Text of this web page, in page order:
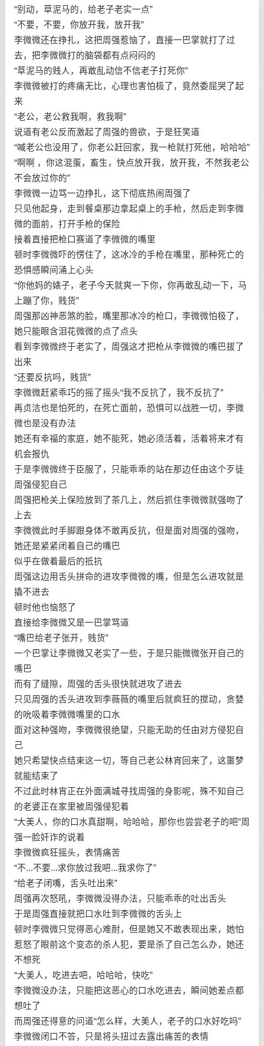
“别动，草泥马的，给老子老实一点”
“不要，不要，你放开我，放开我”
李微微还在挣扎，这把周强惹恼了，直接一巴掌就打了过
去，把李微微打的脑袋都有点闷闷的
“草泥马的贱人，再敢乱动信不信老子打死你”
李微微被打的疼痛无比，心理也害怕极了，竟然委屈哭了起
来
“老公，老公救我啊，救我啊”
说道有老公反而激起了周强的兽欲，于是狂笑道
“喊老公也没用了，你老公赶回家，我一枪就打死他，哈哈哈”
“啊啊 ，你这混蛋，畜生，快点放开我，放开我，不然我老公
不会放过你的”
李微微一边骂一边挣扎，这下彻底热闹周强了
只见他起身，走到餐桌那边拿起桌上的手枪，然后走到李微
微的面前，打开手枪的保险
接着直接把枪口赛道了李微微的嘴里
顿时李微微吓的愣住了，这冰冷的手枪在嘴里，那种死亡的
恐惧感瞬间涌上心头
“你他妈的婊子，老子今天就爽一下你，你再敢乱动一下，马
上蹦了你，贱货”
周强那凶神恶煞的脸，嘴里那冰冷的枪口，李微微怕极了，
她只能眼含泪花微微的点了点头
看到李微微终于老实了，周强这才把枪从李微微的嘴巴拔了
出来
“还要反抗吗，贱货”
李微微赶紧乖巧的摇了摇头“我不反抗了，我不反抗了”
再贞洁也是怕死的，在死亡面前，恐惧可以战胜一切，李微
微也是没有办法
她还有幸福的家庭，她不能死，她必须活着，活着将来才有
机会报仇
于是李微微终于臣服了，只能乖乖的站在那边任由这个歹徒
周强侵犯自己
周强把枪关上保险放到了茶几上，然后抓住李微微就强吻了
上去
李微微此时手脚跟身体不敢再反抗，但是面对周强的强吻，
她还是紧紧闭着自己的嘴巴
似乎在做着最后的抵抗
周强这边用舌头拼命的进攻李微微的嘴，但是怎么进攻就是
撬不进去
顿时他也恼怒了
直接给李微微又是一巴掌骂道
“嘴巴给老子张开，贱货”
一个巴掌让李微微又老实了一些，于是只能微微张开自己的
嘴巴
而有了缝隙，周强的舌头很快就进攻了进去
只见周强的舌头进攻到李薇薇的嘴里后就疯狂的搅动，贪婪
的吮吸着李微微嘴里的口水
面对这种强吻，李微微很绝望，只能无助的任由对方侵犯自
己
她只希望快点结束这一切，等自己老公林宵回来了，这噩梦
就能结束了
不过此时林宵正在外面满城寻找周强的身影呢，殊不知自己
的老婆正在家里被周强侵犯着
“大美人，你的口水真甜啊，哈哈哈，那你也尝尝老子的吧”周
强一脸奸诈的说着
李微微疯狂摇头，表情痛苦
“不...不要...求你放过我吧...我求你了”
“给老子闭嘴，舌头吐出来”
周强再次怒吼，李微微没得办法，只能乖乖的吐出舌头
于是周强直接就把口水吐到李微微的舌头上
顿时李微微只觉得恶心难耐，但是她又不敢表现出来，她怕
惹怒了眼前这个变态的杀人犯，要是杀了自己怎么办，她还
不想死
“大美人，吃进去吧，哈哈哈，快吃”
李微微没办法，只能把这恶心的口水吃进去，瞬间她差点都
想吐了
而周强还得意的问道“怎么样，大美人，老子的口水好吃吗”
李微微闭口不答，只是将头扭过去露出痛苦的表情